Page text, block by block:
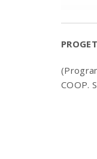
COOP.